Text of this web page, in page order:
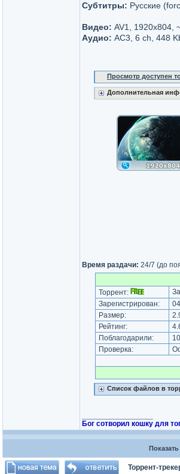
Субтитры: Русские
Видео: AV1, 1920x804,
Аудио: AC3, 6 ch, 448
Просмотр доступен
Дополнительная
Время раздачи: 24/7 (до
Торрент:
Зарегистрирован:
Размер:
Рейтинг:
Поблагодарили:
Проверка:
Список файлов в
Бог сотворил кошку для
Торрент-